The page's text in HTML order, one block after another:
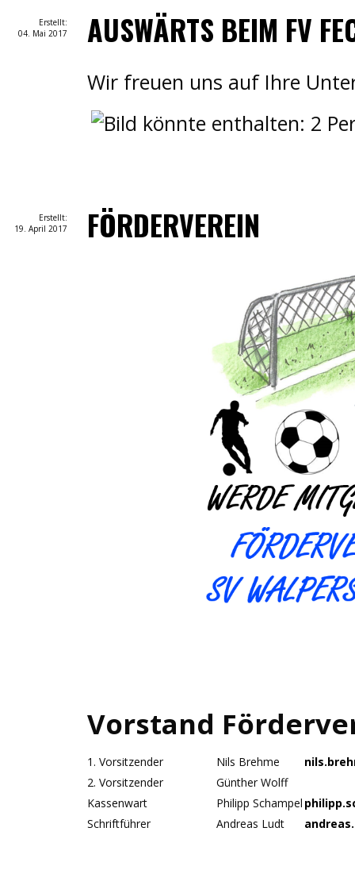
Erstellt:
04. Mai 2017
AUSWÄRTS BEIM FV
Wir freuen uns auf Ihre
Erstellt:
19. April 2017
FÖRDERVEREIN
Vorstand
1. Vorsitzender Nils Brehme
2. Vorsitzender
Günther Wolff
Kassenwart
Philipp Schampel
Schriftführer
Andreas Ludt